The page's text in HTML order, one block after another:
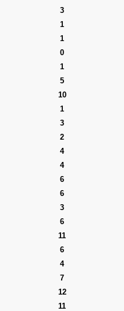
3
1
1
0
1
5
10
1
3
2
4
4
6
6
3
6
11
6
4
7
12
11